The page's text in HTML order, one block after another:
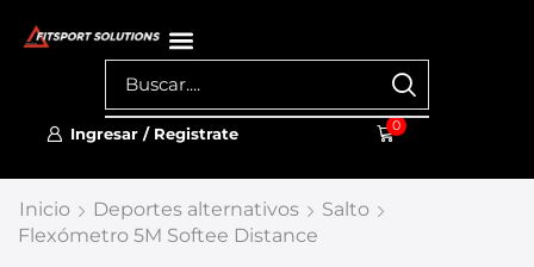
Ingresar / Registrate 0
Inicio Deportes alternativos
Salto
Flexómetro 5M Softee Distance